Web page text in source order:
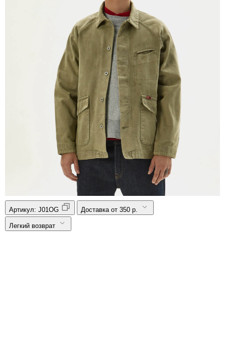
Артикул: J01OG Доставка от 350 р.
Легкий возврат